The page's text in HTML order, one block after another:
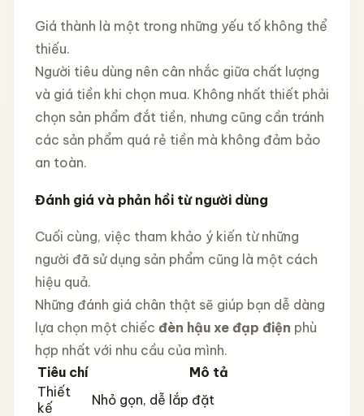
Giá thành là một trong những yếu tố không thể
thiếu.
Người tiêu dùng nên cân nhắc giữa chất lượng
và giá tiền khi chọn mua. Không nhất thiết phải
chọn sản phẩm đắt tiền, nhưng cũng cần tránh
các sản phẩm quá rẻ tiền mà không đảm bảo
an toàn.
Đánh giá và phản hồi từ người dùng
Cuối cùng, việc tham khảo ý kiến từ những
người đã sử dụng sản phẩm cũng là một cách
hiệu quả.
Những đánh giá chân thật sẽ giúp bạn dễ dàng
lựa chọn một chiếc đèn hậu xe đạp điện phù
hợp nhất với nhu cầu của mình.
Tiêu chí
Mô tả
Thiết
kế
Nhỏ gọn, dễ lắp đặt